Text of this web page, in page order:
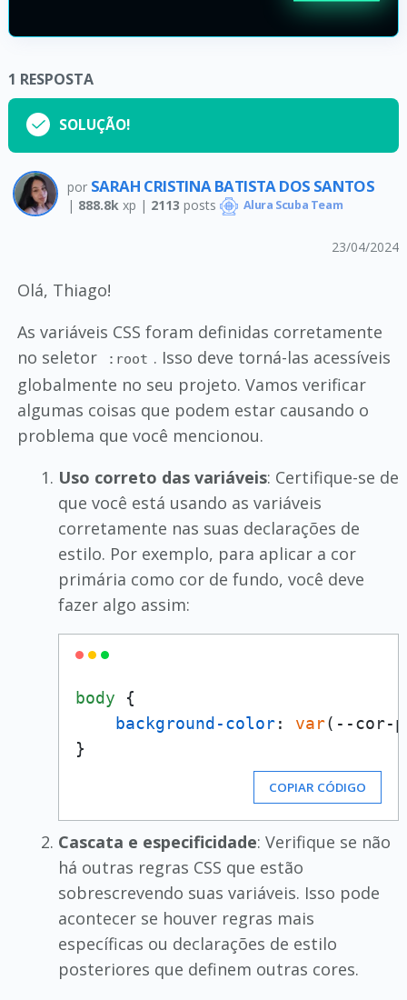
1 RESPOSTA
SOLUÇÃO!
por SARAH CRISTINA BATISTA DOS SANTOS
| 888.8k xp | 2113 posts Alura Scuba Team
23/04/2024
Olá, Thiago!
As variáveis CSS foram definidas corretamente
no seletor
:root . Isso deve torná-las acessíveis
globalmente no seu projeto. Vamos verificar
algumas coisas que podem estar causando o
problema que você mencionou.
Uso correto das variáveis: Certifique-se de
que você está usando as variáveis
corretamente nas suas declarações de
estilo. Por exemplo, para aplicar a cor
primária como cor de fundo, você deve
fazer algo assim:
body {
background-color: var(--cor-
COPIAR CÓDIGO
Cascata e especificidade: Verifique se não
há outras regras CSS que estão
sobrescrevendo suas variáveis. Isso pode
acontecer se houver regras mais
específicas ou declarações de estilo
posteriores que definem outras cores.